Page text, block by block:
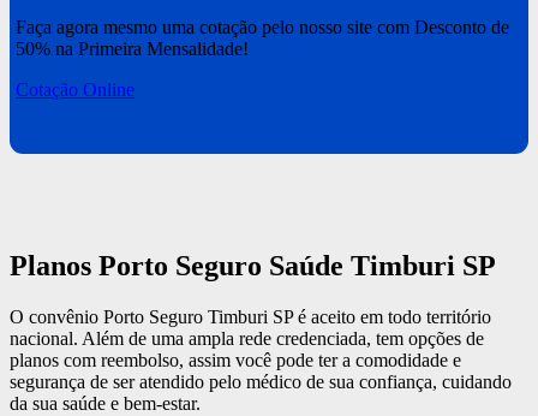
Faça agora mesmo uma cotação pelo nosso site com Desconto de
50% na Primeira Mensalidade!
Cotação Online
Planos Porto Seguro Saúde Timburi SP
O convênio Porto Seguro Timburi SP é aceito em todo território
nacional. Além de uma ampla rede credenciada, tem opções de
planos com reembolso, assim você pode ter a comodidade e
segurança de ser atendido pelo médico de sua confiança, cuidando
da sua saúde e bem-estar.